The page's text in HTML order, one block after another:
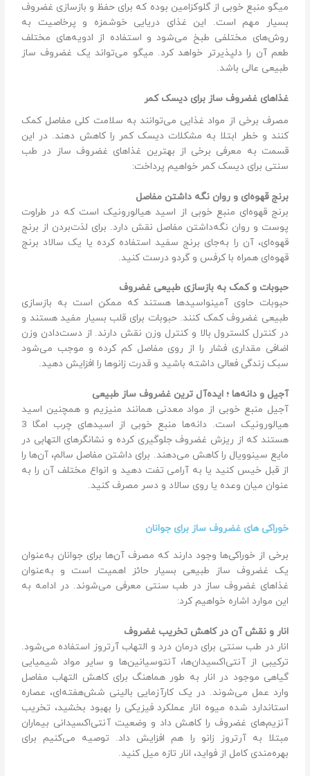
میگو منبع خوبی از گلوکزامین بوده که برای حفظ و بازسازی غضروف
بسیار مهم است. این غذای دریایی خوشمزه و پرخاصیت به
روش‌های مختلفی طبخ می‌شود و استفاده از ادویه‌های مختلف
طعم آن را دلپذیرتر خواهد کرد. میگو می‌تواند یک غضروف ساز
طبیعی عالی باشد.
غذاهای غضروف ساز برای دیسک کمر
مصرف برخی از مواد غذایی می‌توانند به سلامت کلی مفاصل کمک
کنند و خطر ابتلا به مشکلات دیسک کمر را کاهش دهند. در این
قسمت به معرفی برخی از بهترین غذاهای غضروف ساز در طب
سنتی برای دیسک کمر خواهیم پرداخت:
برنج قهوه‌ای و روان نگه داشتن مفاصل
برنج قهوه‌ای منبع خوبی از اسید هیالورونیک است که در طراوت
پوست و روان نگه‌داشتن مفاصل نقش دارد. برای لذت‌بردن از برنج
قهوه‌ای، آن را به‌جای برنج سفید استفاده کرده یا یک سالاد برنج
قهوه‌ای همراه با کرفس و گردو درست کنید.
حبوبات و کمک به بازسازی طبیعی غضروف
حبوبات حاوی آمینواسیدها هستند که ممکن است به بازسازی
طبیعی غضروف کمک کنند. حبوبات برای قلب بسیار مفید هستند و
در کنترل کلسترول بالا و کنترل وزن نقش دارند. از دست‌دادن وزن
اضافی مقداری فشار را از روی مفاصل کم کرده و موجب می‌شود
سبک زندگی فعالی داشته باشید و قدرت زانوها را افزایش دهید.
آجیل و دانه‌ها ؛ ایده‌آل ترین غضروف ساز طبیعی
آجیل منبع خوبی از مواد معدنی همانند منیزیم و همچنین اسید
هیالورونیک است. دانه‌ها منبع خوبی از اسیدهای چرب امگا 3
هستند که از ریزش غضروف جلوگیری کرده و نشانگرهای التهابی در
مایع سینوویال را کاهش می‌دهند. برای داشتن مفاصل سالم، آن‌ها را
از قبل خیس کنید یا به آرامی تفت دهید و انواع مختلف آن را به
عنوان میان وعده یا روی سالاد و دسر مصرف کنید.
خوراکی ‌های غضروف ساز برای جوانان
برخی از خوراکی‌ها وجود دارند که مصرف آن‌ها برای جوانان به‌عنوان
یک غضروف ساز طبیعی بسیار حائز اهمیت است و به‌عنوان
غذاهای غضروف ساز در طب سنتی معرفی می‌شوند. در ادامه به
این موارد اشاره خواهیم کرد:
انار و نقش آن در کاهش تخریب غضروف
انار در طب سنتی برای درمان درد و التهاب آرتروز استفاده می‌شود.
ترکیبی از آنتی‌اکسیدان‌ها، آنتوسیانین‌ها و سایر مواد شیمیایی
گیاهی موجود در انار به طور هماهنگ برای کاهش التهاب مفاصل
وارد عمل می‌شوند. در یک کارآزمایی بالینی شش‌هفته‌ای، عصاره
استاندارد شده میوه انار عملکرد فیزیکی را بهبود بخشید، تخریب
آنزیم‌های غضروف را کاهش داد و وضعیت آنتی‌اکسیدانی بیماران
مبتلا به آرتروز زانو را هم ‌افزایش داد. توصیه می‌کنیم برای
بهره‌مندی کامل از فواید، انار تازه میل کنید.